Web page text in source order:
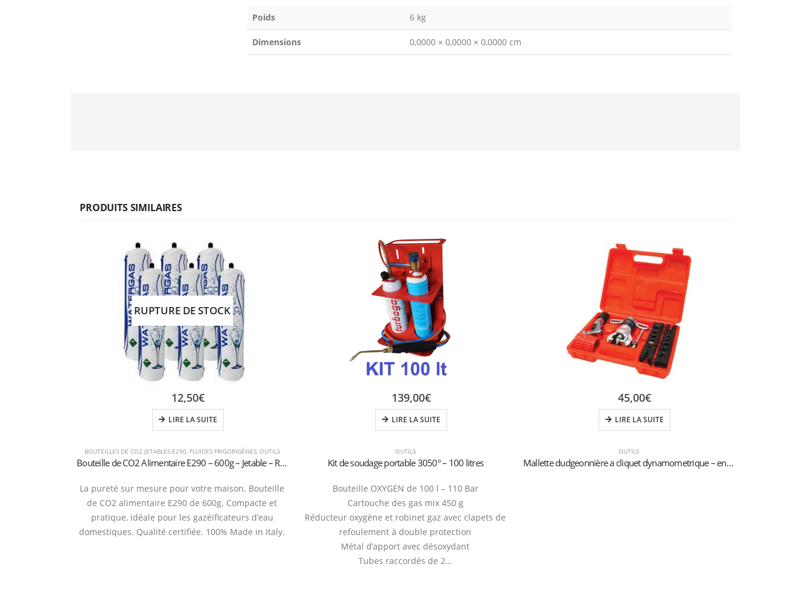
Poids 6 kg
Dimensions 0,0000 × 0,0000 × 0,0000 cm
PRODUITS SIMILAIRES
RUPTURE DE STOCK
BOUTEILLES DE CO2 JETABLES E290 FLUIDES FRIGORIGÈNES, OUTILS
Bouteille de CO2 Alimentaire E290 – 600g – Jetable – Raccord M11x1
La pureté sur mesure pour votre maison. Bouteille
de CO2 alimentaire E290 de 600g. Compacte et
pratique, idéale pour les gazéificateurs d’eau
domestiques. Qualité certifiée. 100% Made in Italy.
12,50€
LIRE LA SUITE
OUTILS
Kit de soudage portable 3050° – 100 litres
Bouteille OXYGEN de 100 l – 110 Bar
Cartouche des gas mix 450 g
Réducteur oxygène et robinet gaz avec clapets de
refoulement à double protection
Métal d’apport avec désoxydant
Tubes raccordés de 2…
139,00€
LIRE LA SUITE
OUTILS
Mallette dudgeonnière a cliquet dynamometrique – en pouces et en millimètres
45,00€
LIRE LA SUITE